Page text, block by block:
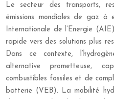
Le secteur des transports,
émissions mondiales de gaz à
Internationale de l’Energie
rapide vers des solutions plus
Dans ce contexte,
alternative prometteuse,
combustibles fossiles et de
batterie (VEB). La mobilité